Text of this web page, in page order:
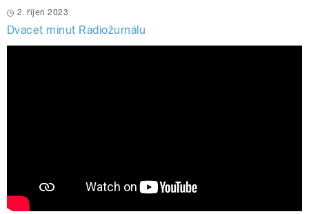
2. říjen 2023
Dvacet minut Radiožurnálu